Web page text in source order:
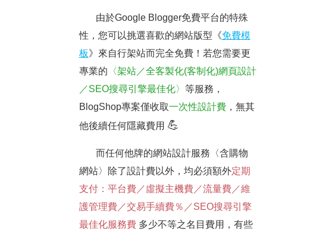
由於Google Blogger免費平台的特殊
性，您可以挑選喜歡的網站版型《免費模
板》來自行架站而完全免費！若您需要更
專業的 〈架站／全客製化(客制化)網頁設計
／SEO搜尋引擎最佳化〉 等服務，
BlogShop專案僅收取一次性設計費，無其
他後續任何隱藏費用 💪
而任何他牌的網站設計服務〈含購物
網站〉除了設計費以外，均必須額外定期
支付：平台費／虛擬主機費／流量費／維
護管理費／交易手續費％／SEO搜尋引擎
最佳化服務費 多少不等之名目費用，有些